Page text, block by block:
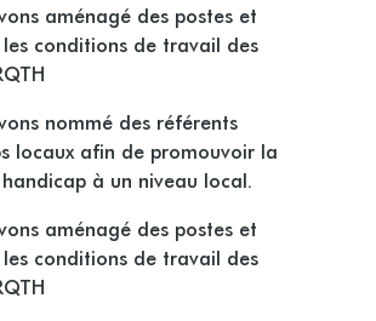
aménagé des postes et
conditions de travail des
nommé des référents
locaux afin de promouvoir la
à un niveau local.
aménagé des postes et
conditions de travail des